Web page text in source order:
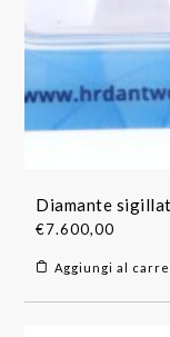
Diamante
€7.600,00
Aggiungi al